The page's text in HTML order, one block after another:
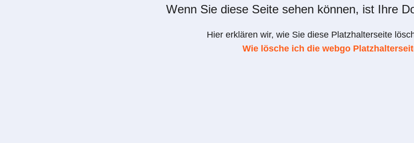
Wenn Sie diese Seite sehen können, ist Ihre
Hier erklären wir, wie Sie diese Platzhalterseite
Wie lösche ich die webgo